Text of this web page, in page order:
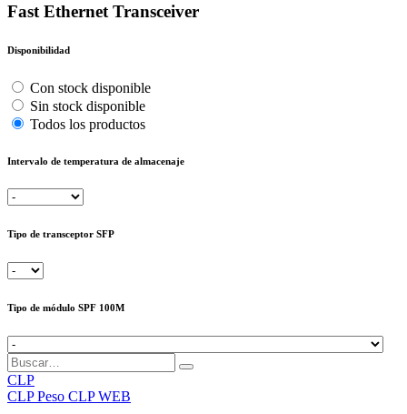
Fast Ethernet Transceiver
Disponibilidad
Con stock disponible
Sin stock disponible
Todos los productos
Intervalo de temperatura de almacenaje
Tipo de transceptor SFP
Tipo de módulo SPF 100M
CLP
CLP Peso CLP WEB